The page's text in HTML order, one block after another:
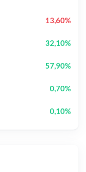
13,60%
32,10%
57,90%
0,70%
0,10%